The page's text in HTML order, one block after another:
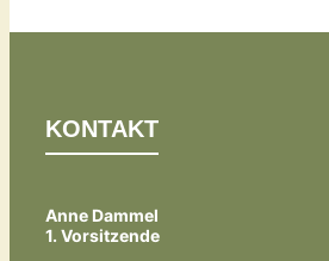
KONTAKT
Anne Dammel
1. Vorsitzende